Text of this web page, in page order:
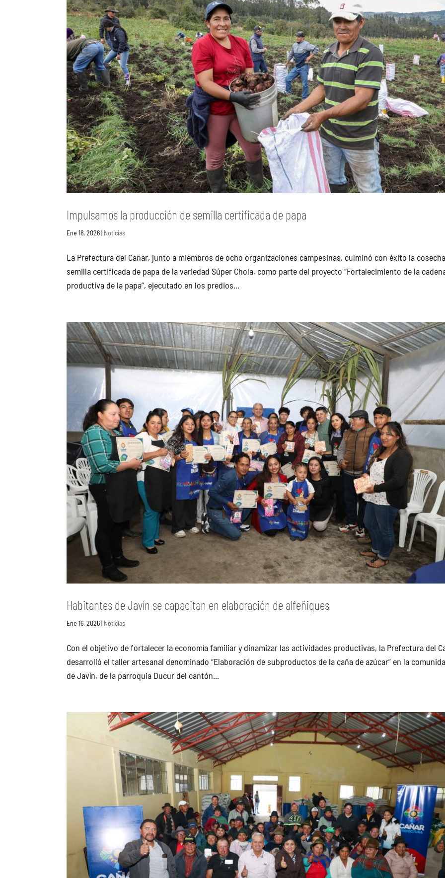
Impulsamos la producción de semilla certificada de papa
Ene 16, 2026| Noticias
La Prefectura del Cañar, junto a miembros de ocho organizaciones campesinas, culminó con éxito la
semilla certificada de papa de la variedad Súper Chola, como parte del proyecto “Fortalecimiento de la
productiva de la papa”, ejecutado en los predios...
Habitantes de Javín se capacitan en elaboración de alfeñiques
Ene 16, 2026| Noticias
Con el objetivo de fortalecer la economía familiar y dinamizar las actividades productivas, la Prefectura del
desarrolló el taller artesanal denominado “Elaboración de subproductos de la caña de azúcar” en la
de Javín, de la parroquia Ducur del cantón...